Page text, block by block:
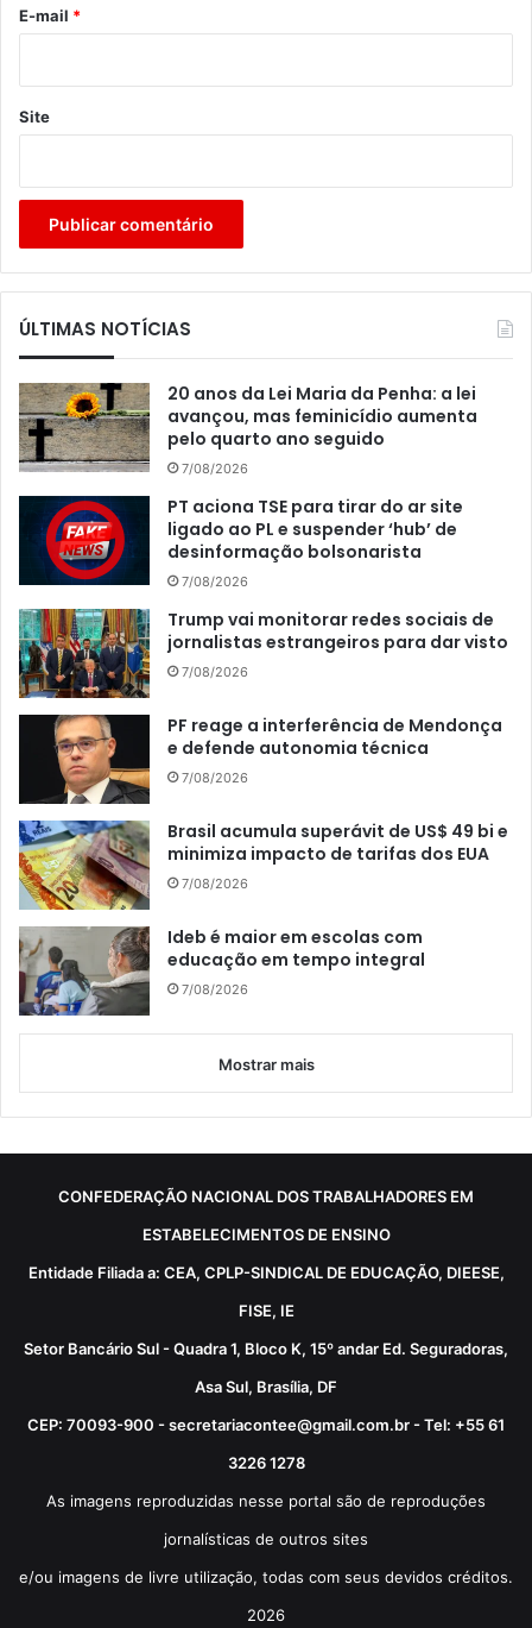
*
E-mail *
Site
ÚLTIMAS NOTÍCIAS
20 anos da Lei Maria da Penha: a lei
avançou, mas feminicídio aumenta
pelo quarto ano seguido
7/08/2026
PT aciona TSE para tirar do ar site
ligado ao PL e suspender ‘hub’ de
desinformação bolsonarista
7/08/2026
Trump vai monitorar redes sociais de
jornalistas estrangeiros para dar visto
7/08/2026
PF reage a interferência de Mendonça
e defende autonomia técnica
7/08/2026
Brasil acumula superávit de US$ 49 bi e
minimiza impacto de tarifas dos EUA
7/08/2026
Ideb é maior em escolas com
educação em tempo integral
7/08/2026
Mostrar mais
CONFEDERAÇÃO NACIONAL DOS TRABALHADORES EM
ESTABELECIMENTOS DE ENSINO
Entidade Filiada a: CEA, CPLP-SINDICAL DE EDUCAÇÃO, DIEESE,
FISE, IE
Setor Bancário Sul - Quadra 1, Bloco K, 15º andar Ed. Seguradoras,
Asa Sul, Brasília, DF
CEP: 70093-900 - secretariacontee@gmail.com.br - Tel: +55 61
3226 1278
As imagens reproduzidas nesse portal são de reproduções
jornalísticas de outros sites
e/ou imagens de livre utilização, todas com seus devidos créditos.
2026